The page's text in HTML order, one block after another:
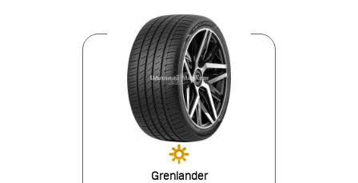
Grenlander